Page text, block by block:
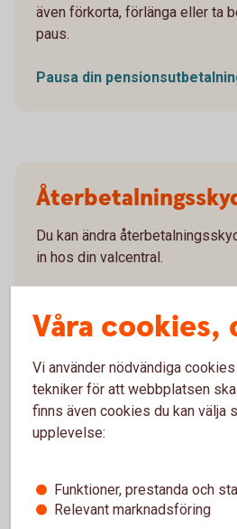
även förkorta, förlänga eller ta
paus.
Pausa din
Du kan ändra
in hos din valcentral.
Blankett
Ansök
Blankett för utbetalning
Våra cookies,
Vi använder nödvändiga
tekniker för att webbplatsen
finns även cookies du kan välja
upplevelse:
Funktioner, prestanda och
Relevant marknadsföring